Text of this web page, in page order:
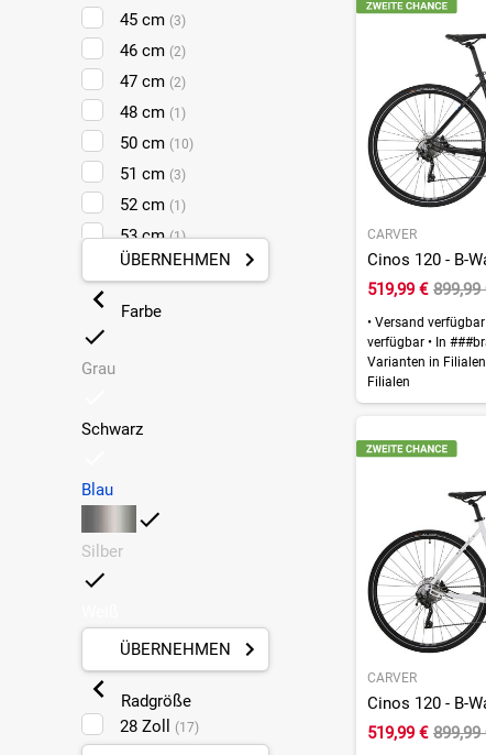
45 cm (3)
46 cm (2)
47 cm (2)
48 cm (1)
50 cm (10)
51 cm (3)
52 cm (1)
53 cm(1)
55 cm(7)
ÜBERNEHMEN
Farbe
Grau
Schwarz
Blau
Silber
ÜBERNEHMEN
Radgröße
28 Zoll
(17)
CARVER
Cinos 120 - B-
519,99 €
•Versand verfügbar
verfügbar •In
Varianten in
Filialen
CARVER
Cinos 120 - B-
519,99 €